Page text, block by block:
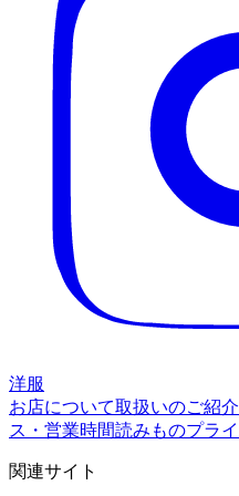
洋服
お店について取扱いのご紹介
ス・営業時間読みものプラ
関連サイト